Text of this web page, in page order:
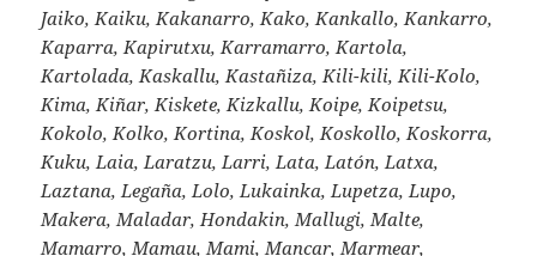
Jaiko, Kaiku, Kakanarro, Kako, Kankallo, Kankarro,
Kaparra, Kapirutxu, Karramarro, Kartola,
Kartolada, Kaskallu, Kastañiza, Kili-kili, Kili-Kolo,
Kima, Kiñar, Kiskete, Kizkallu, Koipe, Koipetsu,
Kokolo, Kolko, Kortina, Koskol, Koskollo, Koskorra,
Kuku, Laia, Laratzu, Larri, Lata, Latón, Latxa,
Laztana, Legaña, Lolo, Lukainka, Lupetza, Lupo,
Makera, Maladar, Hondakin, Mallugi, Malte,
Mamarro, Mamau, Mami, Mancar, Marmear,